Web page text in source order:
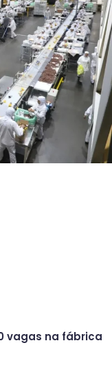
vagas na fábrica